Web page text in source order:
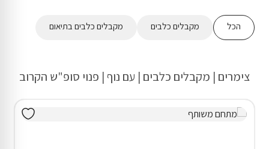
הכל מקבלים כלבים מקבלים כלבים בתיאום
צימרים | מקבלים כלבים | עם נוף | פנוי סופ"ש הקרוב